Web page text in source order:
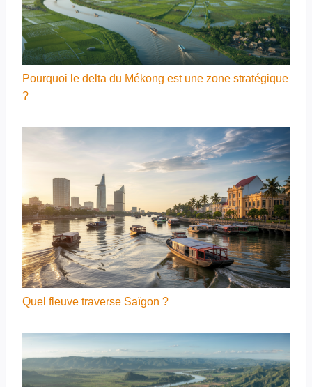
Pourquoi le delta du Mékong est une zone stratégique
?
Quel fleuve traverse Saïgon ?